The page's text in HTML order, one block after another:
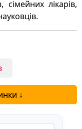
сімейних лікарів,
↓